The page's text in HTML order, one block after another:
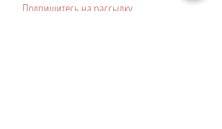
Подпишитесь на рассылку